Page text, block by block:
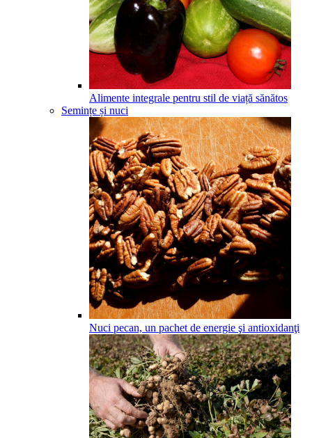
Alimente integrale pentru stil de viață sănătos
Semințe și nuci
Nuci pecan, un pachet de energie şi antioxidanţi